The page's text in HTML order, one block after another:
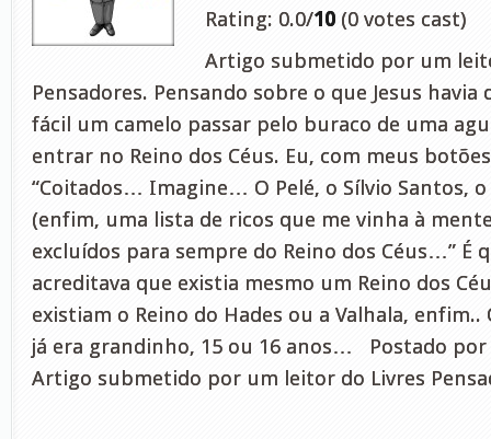
Rating: 0.0/10 (0 votes cast)
Artigo submetido por um
Pensadores. Pensando sobre o que Jesus
fácil um camelo passar pelo buraco de uma
entrar no Reino dos Céus. Eu, com meus
“Coitados… Imagine… O Pelé, o Sílvio Santos,
(enfim, uma lista de ricos que me vinha à
excluídos para sempre do Reino dos Céus…” É
acreditava que existia mesmo um Reino dos
existiam o Reino do Hades ou a Valhala,
já era grandinho, 15 ou 16 anos… Postado por
Artigo submetido por um leitor do Livres